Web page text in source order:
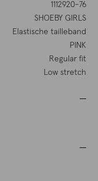
1112920-76
SHOEBY GIRLS
Elastische tailleband
PINK
Regular fit
Low stretch